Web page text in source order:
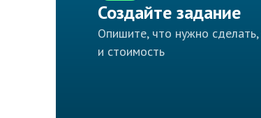
Создайте задание
Опишите, что нужно сделать,
и стоимость